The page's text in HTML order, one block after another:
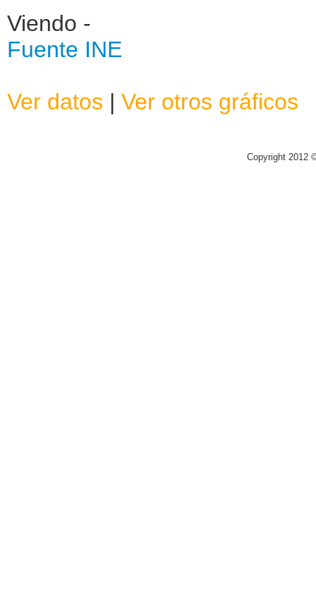
Viendo -
Fuente INE
Ver datos | Ver otros gráficos
Copyright 2012